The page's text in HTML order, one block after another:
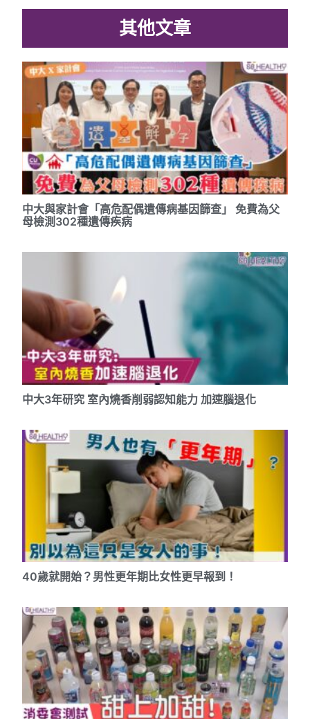
其他文章
中大與家計會「高危配偶遺傳病基因篩查」 免費為父
母檢測302種遺傳疾病
中大3年研究 室內燒香削弱認知能力 加速腦退化
40歲就開始？男性更年期比女性更早報到！